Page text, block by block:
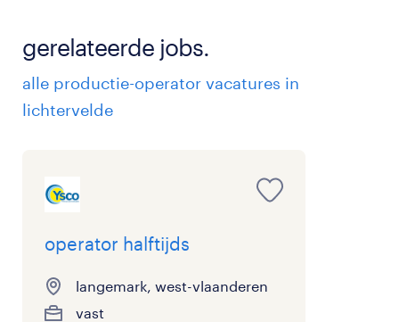
bent voor deze job.
tip: hou je profiel up-
to-date!
aan de eisen
gerelateerde jobs.
alle productie-operator vacatures in
lichtervelde
operator halftijds
langemark, west-vlaanderen
vast